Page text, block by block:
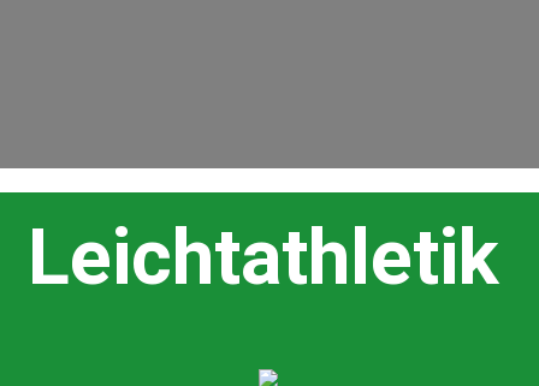
Leichtathletik